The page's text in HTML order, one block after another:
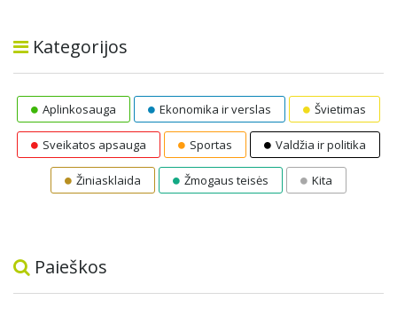
Kategorijos
Aplinkosauga Ekonomika ir verslas Švietimas
Sveikatos apsauga Sportas Valdžia ir politika
Žiniasklaida Žmogaus teisės Kita
Paieškos